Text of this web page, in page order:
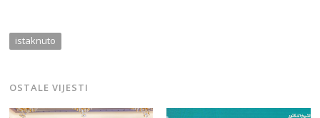
istaknuto
OSTALE VIJESTI